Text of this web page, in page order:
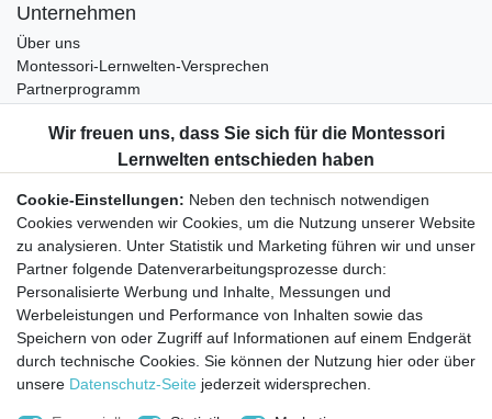
Unternehmen
Über uns
Montessori-Lernwelten-Versprechen
Partnerprogramm
Bestellung widerrufen
Datenschutzerklärung
AGB
Impressum
Aktuelles rund um Montessori-Materialien und
Montessori-Pädagogik.
Kostenfreie wöchentliche Infos
Hiermit bestätige ich, dass ich dieDaten­schutz­erklärunggelesen habe. Sie
Cookie-Einstellungen: Neben den technisch notwendigen
Cookies verwenden wir Cookies, um die Nutzung unserer Website
zu analysieren. Unter Statistik und Marketing führen wir und unser
Partner folgende Datenverarbeitungsprozesse durch:
Personalisierte Werbung und Inhalte, Messungen und
Werbeleistungen und Performance von Inhalten sowie das
Speichern von oder Zugriff auf Informationen auf einem Endgerät
durch technische Cookies. Sie können der Nutzung hier oder über
unsere Datenschutz-Seite jederzeit widersprechen.